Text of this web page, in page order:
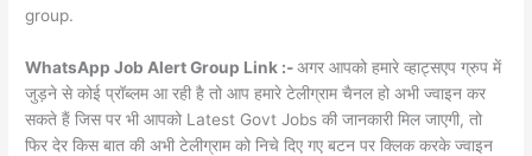
group.
WhatsApp Job Alert Group Link :-अगर आपको हमारे व्हाट्सएप ग्रुप में
जुड़ने से कोई प्रॉब्लम आ रही है तो आप हमारे टेलीग्राम चैनल हो अभी ज्वाइन कर
सकते हैं जिस पर भी आपको Latest Govt Jobs की जानकारी मिल जाएगी, तो
फिर देर किस बात की अभी टेलीग्राम को निचे दिए गए बटन पर क्लिक करके ज्वाइन